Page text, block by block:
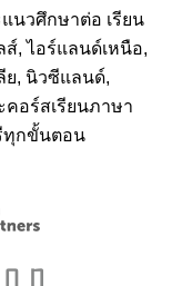
แนวศึกษาต่อ เรียน
ส์, ไอร์แลนด์เหนือ,
ย, นิวซีแลนด์,
คอร์สเรียนภาษา
ทุกขั้นตอน